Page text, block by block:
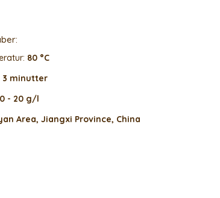
80 °C
3 minutter
- 20 g/l
Area, Jiangxi Province, China